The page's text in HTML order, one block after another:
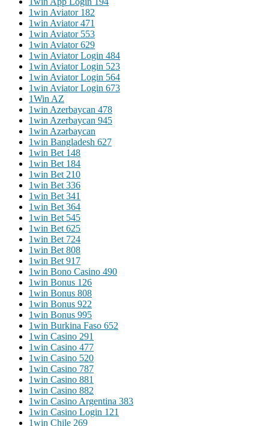
1win Aviator 182
1win Aviator 471
1win Aviator 553
1win Aviator 629
1win Aviator Login 484
1win Aviator Login 523
1win Aviator Login 564
1win Aviator Login 673
1Win AZ
1win Azerbaycan 478
1win Azerbaycan 945
1win Azərbaycan
1win Bangladesh 627
1win Bet 148
1win Bet 184
1win Bet 210
1win Bet 336
1win Bet 341
1win Bet 364
1win Bet 545
1win Bet 625
1win Bet 724
1win Bet 808
1win Bet 917
1win Bono Casino 490
1win Bonus 126
1win Bonus 808
1win Bonus 922
1win Bonus 995
1win Burkina Faso 652
1win Casino 291
1win Casino 477
1win Casino 520
1win Casino 787
1win Casino 881
1win Casino 882
1win Casino Argentina 383
1win Casino Login 121
1win Chile 269